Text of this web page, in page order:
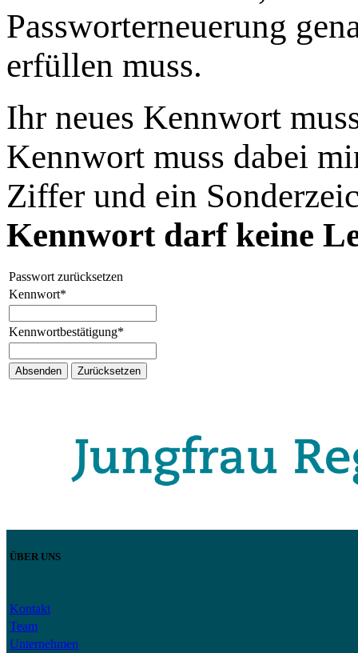
Passworterneuerung
erfüllen muss.
Ihr neues Kennwort
Kennwort muss dabei
Ziffer und ein
Kennwort darf keine
Passwort zurücksetzen
Kennwort*
Kennwortbestätigung*
Absenden Zurücksetzen
ÜBER UNS
Kontakt
Team
Unternehmen